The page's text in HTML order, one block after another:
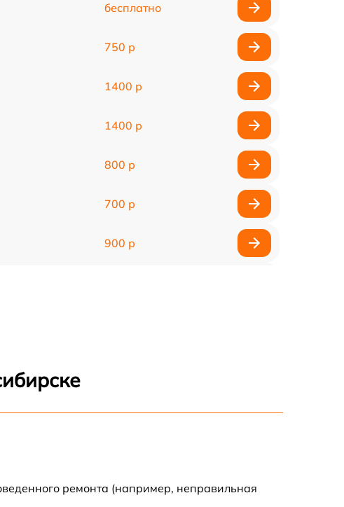
бесплатно
750 р
1400 р
1400 р
800 р
700 р
900 р
ремонта (например, неправильная